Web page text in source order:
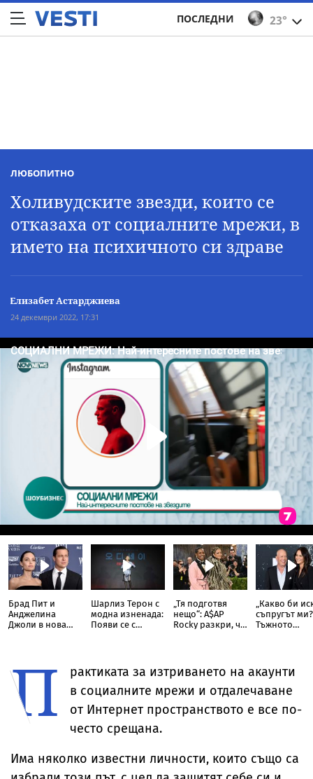
23°
ПОСЛЕДНИ
ЛЮБОПИТНО
Холивудските звезди, които се
отказаха от социалните мрежи, в
името на психичното си здраве
Елизабет Астарджиева
24 декември 2022, 17:31
Брад Пит и
Анджелина
Джоли в нова
Шарлиз Терон с
модна изненада:
Появи се с
„Тя подготвя
нещо“: A$AP
Rocky разкри, че
„Какво би
съпругът
Тъжното
П
рактиката за изтриването на акаунти
в социалните мрежи и отдалечаване
от Интернет пространството е все по-
често срещана.
Има няколко известни личности, които също са